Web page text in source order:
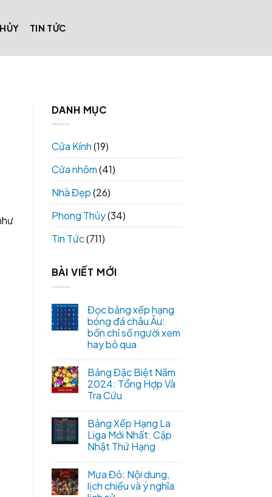
TIN TỨC
DANH MỤC
Cửa Kính(19)
Cửa nhôm(41)
Nhà Đẹp(26)
Phong Thủy(34)
Tin Tức(711)
BÀI VIẾT MỚI
Đọc bảng xếp hạng
bóng đá châu Âu:
bốn chỉ số người xem
hay bỏ qua
Bảng Đặc Biệt Năm
2024: Tổng Hợp Và
Tra Cứu
Bảng Xếp Hạng La
Liga Mới Nhất: Cập
Nhật Thứ Hạng
Mưa Đỏ: Nội dung,
lịch chiếu và ý nghĩa